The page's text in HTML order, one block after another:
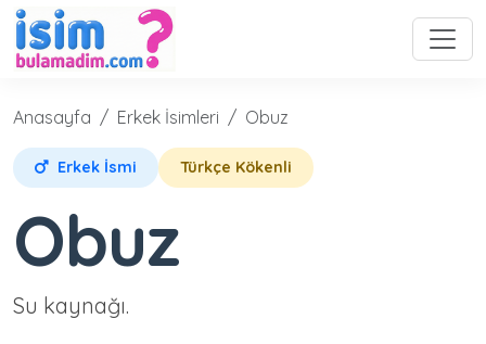
Anasayfa Erkek İsimleri Obuz
Erkek İsmi Türkçe Kökenli
Obuz
Su kaynağı.